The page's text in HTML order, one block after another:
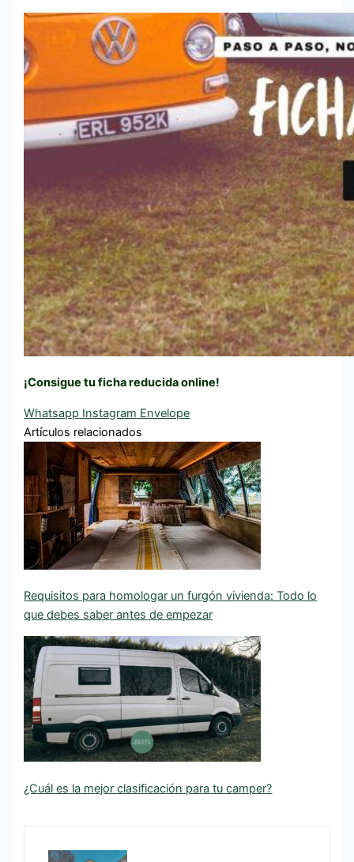
¡Consigue tu ficha reducida online!
Whatsapp Instagram Envelope
Artículos relacionados
Requisitos para homologar un furgón vivienda: Todo lo
que debes saber antes de empezar
¿Cuál es la mejor clasificación para tu camper?